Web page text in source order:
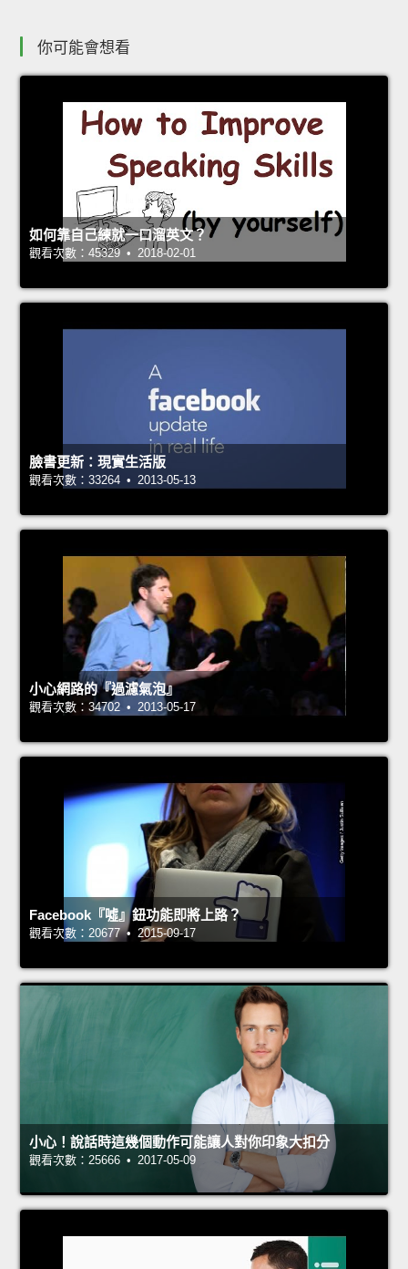
你可能會想看
如何靠自己練就一口溜英文？
觀看次數：45329 • 2018-02-01
臉書更新：現實生活版
觀看次數：33264 • 2013-05-13
小心網路的『過濾氣泡』
觀看次數：34702 • 2013-05-17
Facebook『噓』鈕功能即將上路？
觀看次數：20677 • 2015-09-17
小心！說話時這幾個動作可能讓人對你印象大扣分
觀看次數：25666 • 2017-05-09